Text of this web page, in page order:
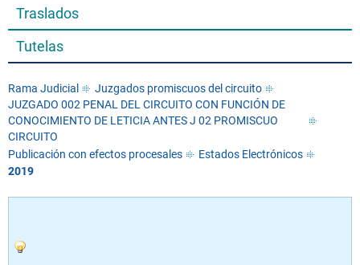
Traslados
Tutelas
Rama Judicial
Juzgados promiscuos del circuito
JUZGADO 002 PENAL DEL CIRCUITO CON FUNCIÓN DE
CONOCIMIENTO DE LETICIA ANTES J 02 PROMISCUO
CIRCUITO
Publicación con efectos procesales
Estados Electrónicos
2019